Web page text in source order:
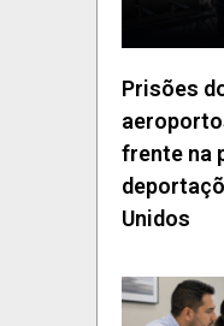
Prisões
frente na
Unidos